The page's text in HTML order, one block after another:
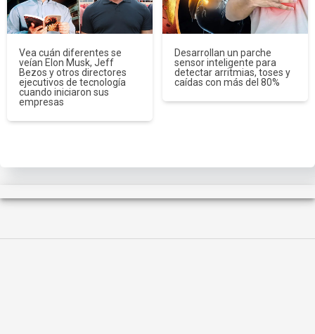
Vea cuán diferentes se
veían Elon Musk, Jeff
Bezos y otros directores
ejecutivos de tecnología
cuando iniciaron sus
empresas
Desarrollan un parche
sensor inteligente para
detectar arritmias, toses y
caídas con más del 80%